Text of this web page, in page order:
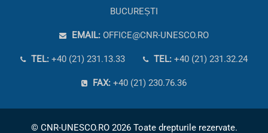
BUCUREȘTI
EMAIL: OFFICE@CNR-UNESCO.RO
TEL: +40 (21) 231.13.33 TEL: +40 (21) 231.32.24
FAX: +40 (21) 230.76.36
© CNR-UNESCO.RO 2026 Toate drepturile rezervate.